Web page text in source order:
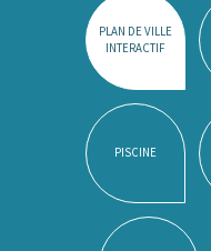
PLAN DE VILLE
INTERACTIF
PISCINE